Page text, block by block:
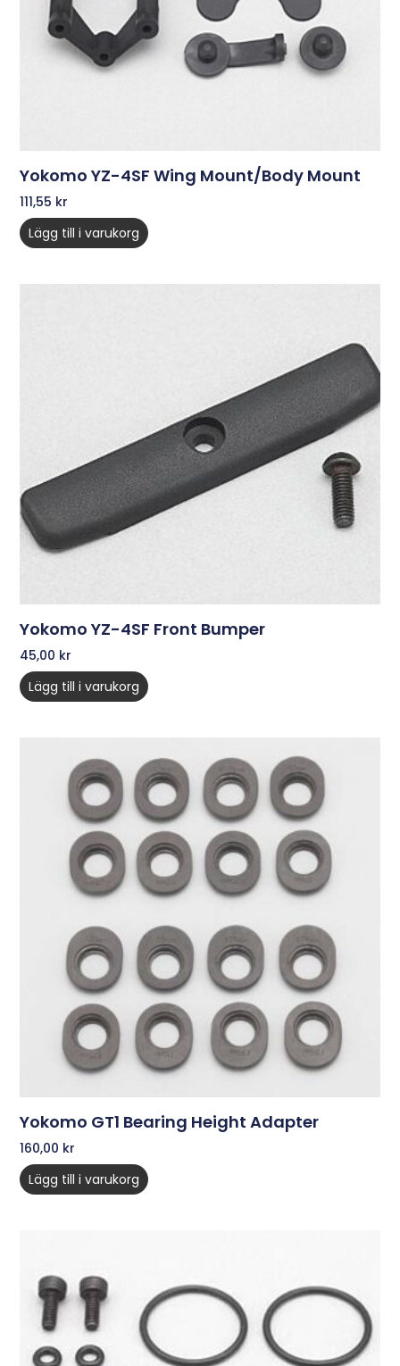
Yokomo YZ-4SF Wing Mount/Body Mount
111,55 kr
Lägg till i varukorg
Yokomo YZ-4SF Front Bumper
45,00 kr
Lägg till i varukorg
Yokomo GT1 Bearing Height Adapter
160,00 kr
Lägg till i varukorg